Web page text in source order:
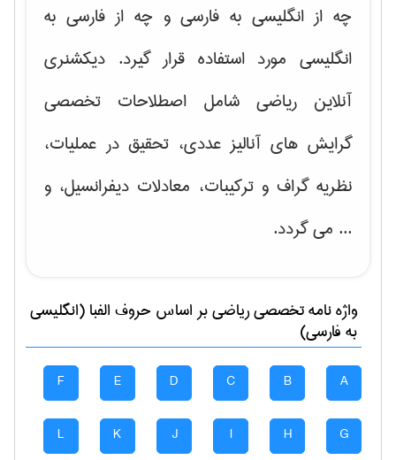
چه از انگلیسی به فارسی و چه از فارسی به
انگلیسی مورد استفاده قرار گیرد. دیکشنری
آنلاین ریاضی شامل اصطلاحات تخصصی
گرایش های آنالیز عددی، تحقیق در عملیات،
نظریه گراف و تركیبات، معادلات دیفرانسیل، و
... می گردد.
واژه نامه تخصصیرياضیبر اساس حروف الفبا (انگلیسی
به فارسی)
A
B
C
D
E
F
G
H
I
J
K
L